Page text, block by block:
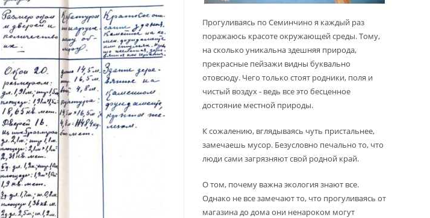
Прогуливаясь по Семинчино я каждый раз
поражаюсь красоте окружающей среды. Тому,
на сколько уникальна здешняя природа,
прекрасные пейзажи видны буквально
отовсюду. Чего только стоят родники, поля и
чистый воздух - ведь все это бесценное
достояние местной природы.
К сожалению, вглядываясь чуть пристальнее,
замечаешь мусор. Безусловно печально то, что
люди сами загрязняют свой родной край.
О том, почему важна экология знают все.
Однако не все замечают то, что прогуливаясь от
магазина до дома они ненароком могут